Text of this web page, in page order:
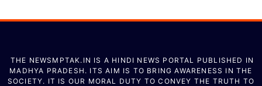
THE NEWSMPTAK.IN IS A HINDI NEWS PORTAL PUBLISHED IN
MADHYA PRADESH. ITS AIM IS TO BRING AWARENESS IN THE
SOCIETY. IT IS OUR MORAL DUTY TO CONVEY THE TRUTH TO